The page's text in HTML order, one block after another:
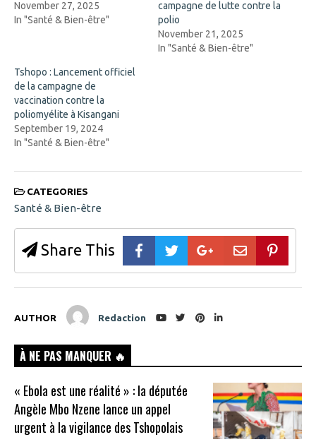
n
s
i
w
i
n
d
o
w
)
w
i
n
November 27, 2025
In "Santé & Bien-être"
campagne de lutte contre la
polio
November 21, 2025
In "Santé & Bien-être"
Tshopo : Lancement officiel
de la campagne de
vaccination contre la
poliomyélite à Kisangani
September 19, 2024
In "Santé & Bien-être"
CATEGORIES
Santé & Bien-être
Share This
AUTHOR Redaction
À NE PAS MANQUER 🔥
« Ebola est une réalité » : la députée
Angèle Mbo Nzene lance un appel
urgent à la vigilance des Tshopolais